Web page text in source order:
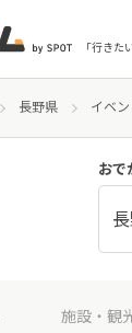
「行きた
長野県 イベン
おで
施設・観